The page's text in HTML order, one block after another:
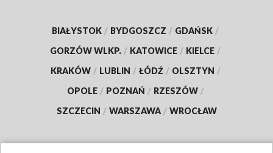
BIAŁYSTOK / BYDGOSZCZ / GDAŃSK /
GORZÓW WLKP. / KATOWICE / KIELCE /
KRAKÓW / LUBLIN / ŁÓDŹ / OLSZTYN /
OPOLE / POZNAŃ / RZESZÓW /
SZCZECIN / WARSZAWA / WROCŁAW